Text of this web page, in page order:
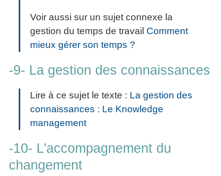
Voir aussi sur un sujet connexe la
gestion du temps de travail Comment
mieux gérer son temps ?
-9- La gestion des connaissances
Lire à ce sujet le texte : La gestion des
connaissances : Le Knowledge
management
-10- L'accompagnement du
changement